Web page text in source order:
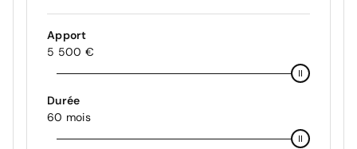
Apport
5 500 €
Durée
60 mois